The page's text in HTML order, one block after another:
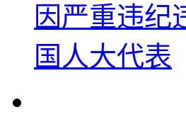
因严重违纪
国人大代表